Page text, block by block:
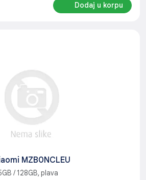
Dodaj u korpu
MZB0NCLEU
/ 128GB, plava